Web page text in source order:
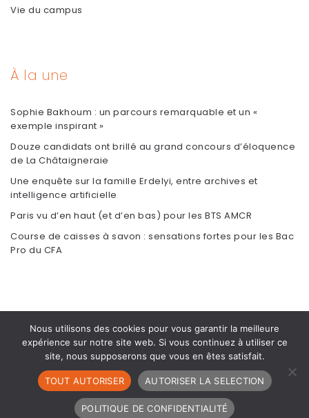
Vie du campus
À la une
Sophie Bakhoum : un parcours remarquable et un «
exemple inspirant »
Douze candidats ont brillé au grand concours d’éloquence
de La Châtaigneraie
Une enquête sur la famille Erdelyi, entre archives et
intelligence artificielle
Paris vu d’en haut (et d’en bas) pour les BTS AMCR
Course de caisses à savon : sensations fortes pour les Bac
Pro du CFA
Nous utilisons des cookies pour vous garantir la meilleure
expérience sur notre site web. Si vous continuez à utiliser ce
site, nous supposerons que vous en êtes satisfait.
TOUT AUTORISER AUTORISER LA SELECTION
POLITIQUE DE CONFIDENTIALITÉ